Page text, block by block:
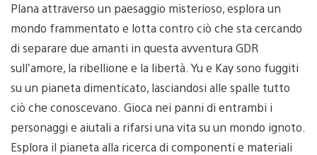
Plana attraverso un paesaggio misterioso, esplora un
mondo frammentato e lotta contro ciò che sta cercando
di separare due amanti in questa avventura GDR
sull’amore, la ribellione e la libertà. Yu e Kay sono fuggiti
su un pianeta dimenticato, lasciandosi alle spalle tutto
ciò che conoscevano. Gioca nei panni di entrambi i
personaggi e aiutali a rifarsi una vita su un mondo ignoto.
Esplora il pianeta alla ricerca di componenti e materiali